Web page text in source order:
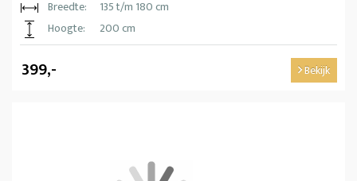
Breedte:
135 t/m 180 cm
Hoogte:
200 cm
399,- Bekijk